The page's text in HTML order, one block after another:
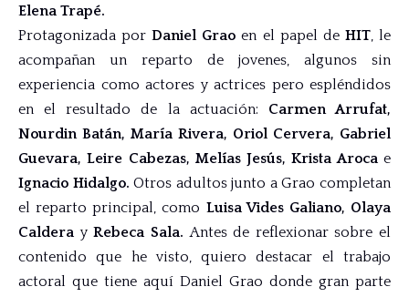
Elena Trapé.
Protagonizada porDaniel Grao en el papel de HIT, le
acompañan un reparto de jovenes, algunos sin
experiencia como actores y actrices pero espléndidos
en el resultado de la actuación: Carmen Arrufat,
Nourdin Batán, María Rivera, Oriol Cervera, Gabriel
Guevara, Leire Cabezas, Melías Jesús, Krista Aroca e
Ignacio Hidalgo. Otros adultos junto a Grao completan
el reparto principal, como Luisa Vides Galiano, Olaya
Caldera yRebeca Sala.Antes de reflexionar sobre el
contenido que he visto, quiero destacar el trabajo
actoral que tiene aquí Daniel Grao donde gran parte